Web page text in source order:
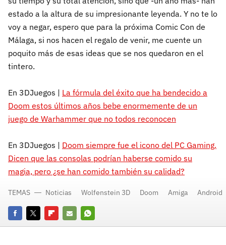
estado a la altura de su impresionante leyenda. Y no te lo
voy a negar, espero que para la próxima Comic Con de
Málaga, si nos hacen el regalo de venir, me cuente un
poquito más de esas ideas que se nos quedaron en el
tintero.
En 3DJuegos | La fórmula del éxito que ha bendecido a
Doom estos últimos años bebe enormemente de un
juego de Warhammer que no todos reconocen
En 3DJuegos | Doom siempre fue el icono del PC Gaming.
Dicen que las consolas podrían haberse comido su
magia, pero ¿se han comido también su calidad?
FacebookTwitterFlipboard
E-
Whatsapp
TEMAS Noticias Wolfenstein 3D Doom Amiga Android